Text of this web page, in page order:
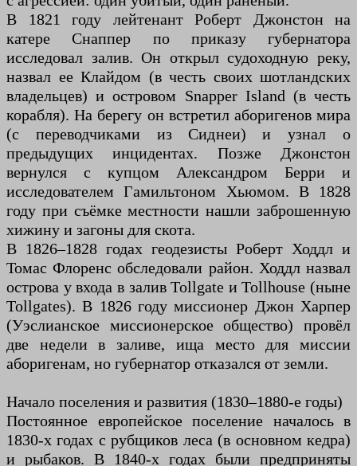
В 1821 году лейтенант Роберт Джонстон на
катере Снаппер по приказу губернатора
исследовал залив. Он открыл судоходную реку,
назвал ее Клайдом (в честь своих шотландских
владельцев) и островом Snapper Island (в честь
корабля). На берегу он встретил аборигенов мира
(с переводчиками из Сиднеи) и узнал о
предыдущих инцидентах. Позже Джонстон
вернулся с купцом Александром Берри и
исследователем Гамильтоном Хьюмом. В 1828
году при съёмке местности нашли заброшенную
хижину и загоны для скота.
В 1826–1828 годах геодезисты Роберт Ходдл и
Томас Флоренс обследовали район. Ходдл назвал
острова у входа в залив Tollgate и Tollhouse (ныне
Tollgates). В 1826 году миссионер Джон Харпер
(Уэслианское миссионерское общество) провёл
две недели в заливе, ища место для миссии
аборигенам, но губернатор отказался от земли.
Начало поселения и развития (1830–1880-е годы)
Постоянное европейское поселение началось в
1830-х годах с рубщиков леса (в основном кедра)
и рыбаков. В 1840-х годах были предприняты